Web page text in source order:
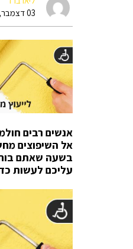
03 דצמבר, 2019 10:02
אנשים רבים
אל השיפוצים
בשעה שאתם
עליכם לעשות